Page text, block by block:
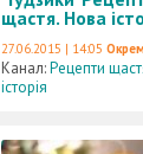
щастя. Нова
27.06.2015 | 14:05
Канал:Рецепти
історія